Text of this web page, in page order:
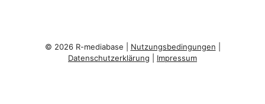
© 2026 R-mediabase | Nutzungsbedingungen
Datenschutzerklärung
Impressum